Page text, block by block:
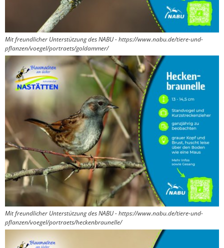
Mit freundlicher Unterstützung des NABU - https://www.nabu.de/tiere-und-
pflanzen/voegel/portraets/goldammer/
Mit freundlicher Unterstützung des NABU - https://www.nabu.de/tiere-und-
pflanzen/voegel/portraets/heckenbraunelle/